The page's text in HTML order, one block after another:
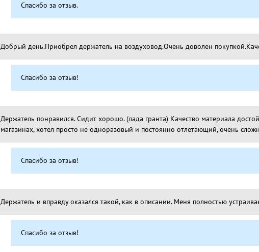
Спасибо за отзыв.
Добрый день.Приобрел держатель на воздуховод.Очень доволен
Спасибо за отзыв!
Держатель понравился. Сидит хорошо. (лада гранта) Качество материала
магазинах, хотел просто не одноразовый и постоянно отлетающий, очень
Спасибо за отзыв!
Держатель и вправду оказался такой, как в описании. Меня полностью
Спасибо за отзыв!